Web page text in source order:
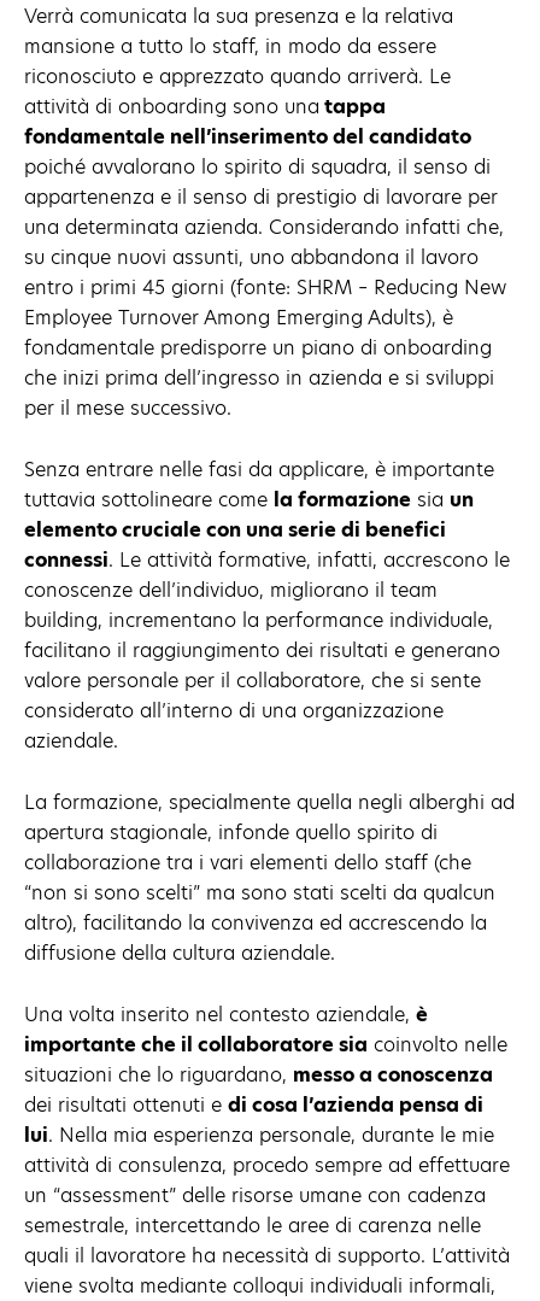
Verrà comunicata la sua presenza e la relativa
mansione a tutto lo staff, in modo da essere
riconosciuto e apprezzato quando arriverà. Le
attività di onboarding sono una tappa
fondamentale nell’inserimento del candidato
poiché avvalorano lo spirito di squadra, il senso di
appartenenza e il senso di prestigio di lavorare per
una determinata azienda. Considerando infatti che,
su cinque nuovi assunti, uno abbandona il lavoro
entro i primi 45 giorni (fonte: SHRM – Reducing New
Employee Turnover Among Emerging Adults), è
fondamentale predisporre un piano di onboarding
che inizi prima dell’ingresso in azienda e si sviluppi
per il mese successivo.
Senza entrare nelle fasi da applicare, è importante
tuttavia sottolineare come la formazione sia un
elemento cruciale con una serie di benefici
connessi. Le attività formative, infatti, accrescono le
conoscenze dell’individuo, migliorano il team
building, incrementano la performance individuale,
facilitano il raggiungimento dei risultati e generano
valore personale per il collaboratore, che si sente
considerato all’interno di una organizzazione
aziendale.
La formazione, specialmente quella negli alberghi ad
apertura stagionale, infonde quello spirito di
collaborazione tra i vari elementi dello staff (che
“non si sono scelti” ma sono stati scelti da qualcun
altro), facilitando la convivenza ed accrescendo la
diffusione della cultura aziendale.
Una volta inserito nel contesto aziendale, è
importante che il collaboratore sia coinvolto nelle
situazioni che lo riguardano, messo a conoscenza
dei risultati ottenuti e di cosa l’azienda pensa di
lui. Nella mia esperienza personale, durante le mie
attività di consulenza, procedo sempre ad effettuare
un “assessment” delle risorse umane con cadenza
semestrale, intercettando le aree di carenza nelle
quali il lavoratore ha necessità di supporto. L’attività
viene svolta mediante colloqui individuali informali,